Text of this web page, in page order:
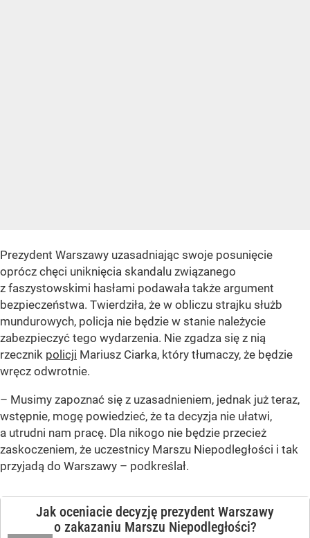
Prezydent Warszawy uzasadniając swoje posunięcie
oprócz chęci uniknięcia skandalu związanego
z faszystowskimi hasłami podawała także argument
bezpieczeństwa. Twierdziła, że w obliczu strajku służb
mundurowych, policja nie będzie w stanie należycie
zabezpieczyć tego wydarzenia. Nie zgadza się z nią
rzecznik policji Mariusz Ciarka, który tłumaczy, że będzie
wręcz odwrotnie.
– Musimy zapoznać się z uzasadnieniem, jednak już teraz,
wstępnie, mogę powiedzieć, że ta decyzja nie ułatwi,
a utrudni nam pracę. Dla nikogo nie będzie przecież
zaskoczeniem, że uczestnicy Marszu Niepodległości i tak
przyjadą do Warszawy – podkreślał.
Jak oceniacie decyzję prezydent Warszawy
o zakazaniu Marszu Niepodległości?